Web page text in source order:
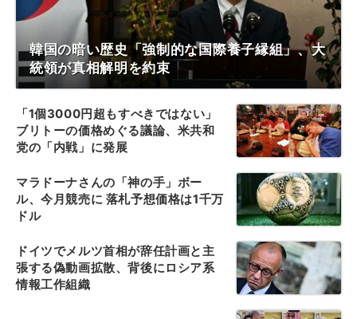
韓国の暗い歴史「強制的な国際養子縁組」、大
統領が真相解明を約束
「1個3000円超もすべきではない」
ブリトーの価格めぐる議論、米共和
党の「内戦」に発展
マラドーナさんの「神の手」ボー
ル、今月競売に 落札予想価格は1千万
ドル
ドイツでメルツ首相が辞任計画と主
張する偽動画拡散、背後にロシア系
情報工作組織